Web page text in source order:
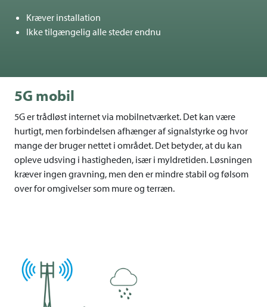
Kræver installation
Ikke tilgængelig alle steder endnu
5G mobil
5G er trådløst internet via mobilnetværket. Det kan være
hurtigt, men forbindelsen afhænger af signalstyrke og hvor
mange der bruger nettet i området. Det betyder, at du kan
opleve udsving i hastigheden, især i myldretiden. Løsningen
kræver ingen gravning, men den er mindre stabil og følsom
over for omgivelser som mure og terræn.